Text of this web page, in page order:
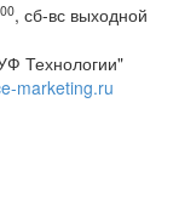
00, сб-вс выходной
Технологии"
marketing.ru